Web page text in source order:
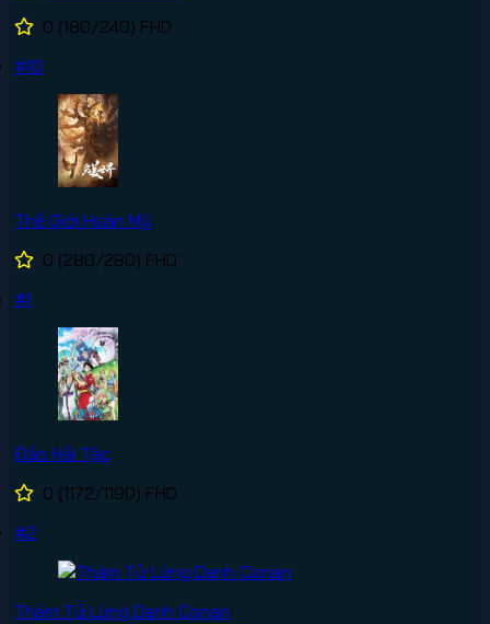
0 (180/240) FHD
#10
Thế Giới Hoàn Mỹ
0 (280/280) FHD
#1
Đảo Hải Tặc
0 (1172/1190) FHD
#2
Thám Tử Lừng Danh Conan